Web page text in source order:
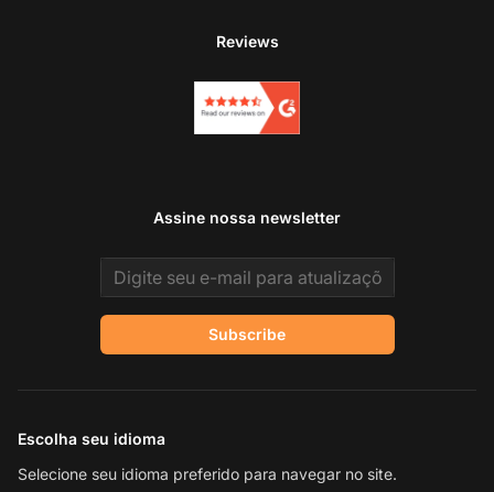
Reviews
Assine nossa newsletter
Email address
Subscribe
Escolha seu idioma
Selecione seu idioma preferido para navegar no site.